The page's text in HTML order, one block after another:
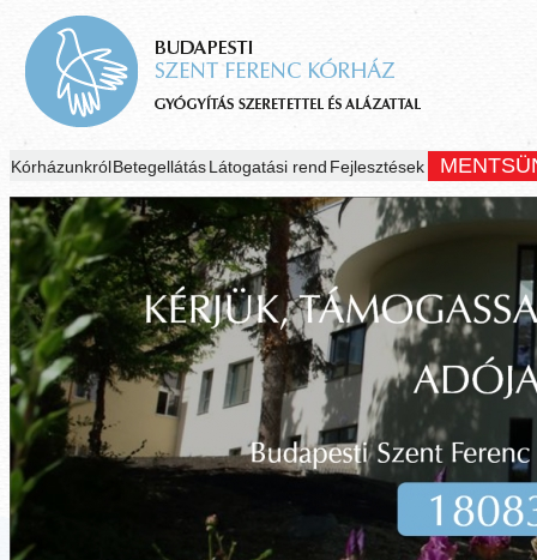
KórházunkrólBetegellátásLátogatási rend Fejlesztések